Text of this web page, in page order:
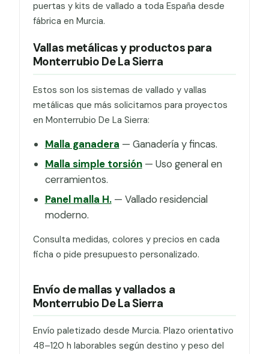
puertas y kits de vallado a toda España desde
fábrica en Murcia.
Vallas metálicas y productos para
Monterrubio De La Sierra
Estos son los sistemas de vallado y vallas
metálicas que más solicitamos para proyectos
en Monterrubio De La Sierra:
Malla ganadera — Ganadería y fincas.
Malla simple torsión— Uso general en
cerramientos.
Panel malla H.— Vallado residencial
moderno.
Consulta medidas, colores y precios en cada
ficha o pide presupuesto personalizado.
Envío de mallas y vallados a
Monterrubio De La Sierra
Envío paletizado desde Murcia. Plazo orientativo
48–120 h laborables según destino y peso del